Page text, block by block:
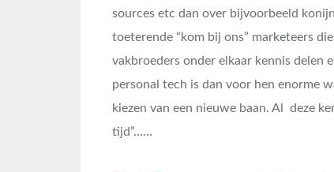
sources etc dan over bijvoorbeeld
toeterende “kom bij ons” marketeers
vakbroeders onder elkaar kennis delen
personal tech is dan voor hen enorme
kiezen van een nieuwe baan. Al deze
tijd”……